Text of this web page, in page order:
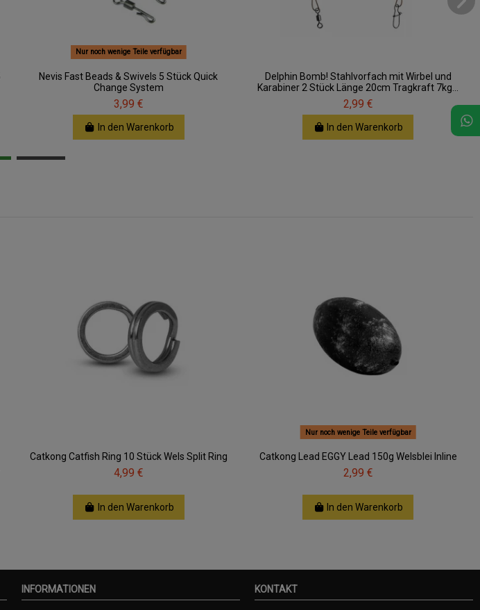
Nur noch wenige Teile verfügbar
Nevis Fast Beads & Swivels 5 Stück Quick
Change System
3,99 €
In den Warenkorb
Delphin Bomb! Stahlvorfach mit Wirbel und
Karabiner 2 Stück Länge 20cm Tragkraft 7kg...
2,99 €
In den Warenkorb
Catkong Catfish Ring 10 Stück Wels Split Ring
4,99 €
In den Warenkorb
Nur noch wenige Teile verfügbar
Catkong Lead EGGY Lead 150g Welsblei Inline
2,99 €
In den Warenkorb
INFORMATIONEN KONTAKT